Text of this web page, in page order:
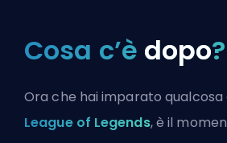
Cosa c’è dopo?
Ora che hai imparato qualcosa
League of Legends, è il